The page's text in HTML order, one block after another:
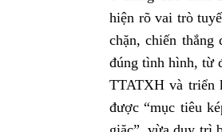
hiện rõ vai trò
chặn, chiến
đúng tình hình, từ
TTATXH và triển
được “mục tiêu